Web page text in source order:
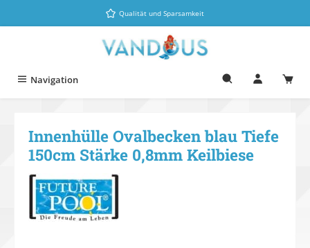
Zum Hauptinhalt springenQualität und Sparsamkeit
Navigation
Innenhülle Ovalbecken blau Tiefe
150cm Stärke 0,8mm Keilbiese